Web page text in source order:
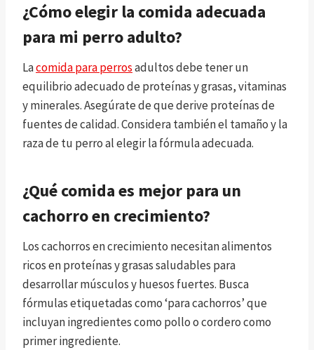
¿Cómo elegir la comida adecuada
para mi perro adulto?
Lacomida para perrosadultos debe tener un
equilibrio adecuado de proteínas y grasas, vitaminas
y minerales. Asegúrate de que derive proteínas de
fuentes de calidad. Considera también el tamaño y la
raza de tu perro al elegir la fórmula adecuada.
¿Qué comida es mejor para un
cachorro en crecimiento?
Los cachorros en crecimiento necesitan alimentos
ricos en proteínas y grasas saludables para
desarrollar músculos y huesos fuertes. Busca
fórmulas etiquetadas como ‘para cachorros’ que
incluyan ingredientes como pollo o cordero como
primer ingrediente.